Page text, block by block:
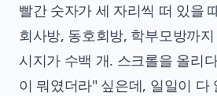
빨간 숫자가 세 자리씩 떠 있을
회사방, 동호회방, 학부모방까
시지가 수백 개. 스크롤을 올리
이 뭐였더라" 싶은데, 일일이 다